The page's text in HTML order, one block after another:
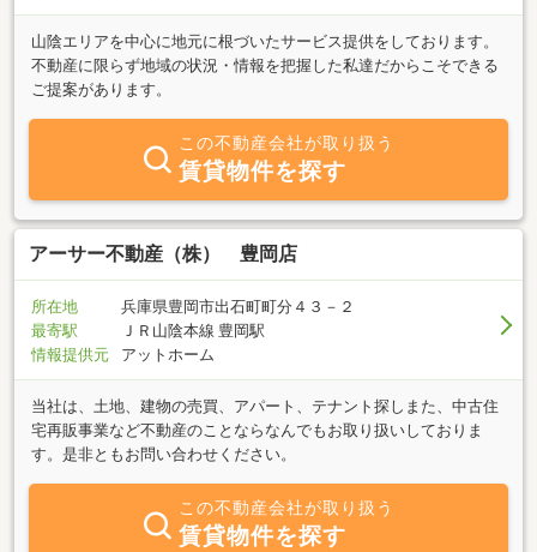
山陰エリアを中心に地元に根づいたサービス提供をしております。
不動産に限らず地域の状況・情報を把握した私達だからこそできる
ご提案があります。
この不動産会社が取り扱う
賃貸物件を探す
アーサー不動産（株） 豊岡店
所在地
兵庫県豊岡市出石町町分４３－２
最寄駅
ＪＲ山陰本線 豊岡駅
情報提供元
アットホーム
当社は、土地、建物の売買、アパート、テナント探しまた、中古住
宅再販事業など不動産のことならなんでもお取り扱いしておりま
す。是非ともお問い合わせください。
この不動産会社が取り扱う
賃貸物件を探す